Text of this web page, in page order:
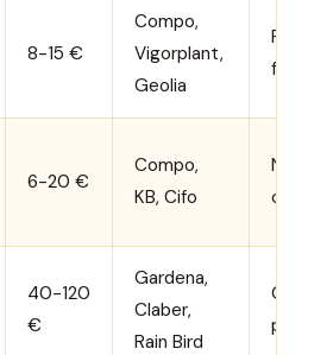
8-15 €
Compo,
Vigorplant,
Geolia
Rinvasi
fioriere
6-20 €
Compo,
KB, Cifo
40-120
€
Gardena,
Claber,
Rain Bird
Giardini
piccoli